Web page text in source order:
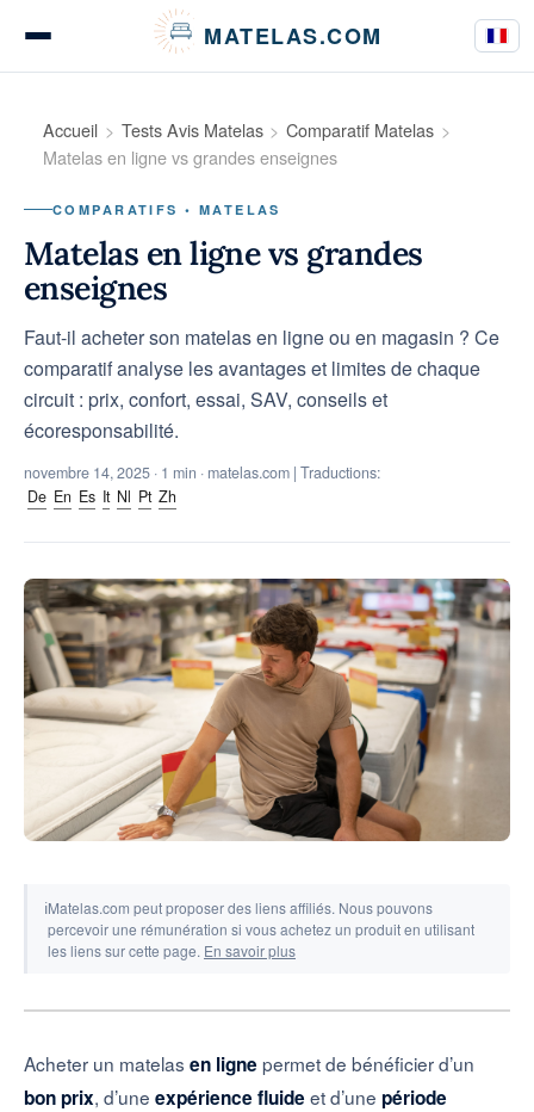
MATELAS.COM
Tests & Avis Matelas
Guides d’achat
Conseils
Accueil Tests Avis Matelas
Comparatif Matelas
Matelas en ligne vs grandes enseignes
COMPARATIFS • MATELAS
Matelas en ligne vs grandes
enseignes
Faut-il acheter son matelas en ligne ou en magasin ? Ce
comparatif analyse les avantages et limites de chaque
circuit : prix, confort, essai, SAV, conseils et
écoresponsabilité.
novembre 14, 2025 · 1 min · matelas.com | Traductions:
De En Es It Nl Pt Zh
ℹMatelas.com peut proposer des liens affiliés. Nous pouvons
percevoir une rémunération si vous achetez un produit en utilisant
les liens sur cette page. En savoir plus
Acheter un matelas en ligne permet de bénéficier d’un
bon prix, d’une expérience fluide et d’une période
Panneau de gestion des cookies